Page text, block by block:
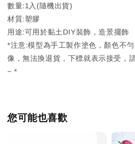
數量:1入(隨機出貨)
材質:塑膠
用途:可用於黏土DIY裝飾，造景擺飾
*注意:模型為手工製作塗色，顏色不
像，無法換退貨，下標就表示接受，
~ *
您可能也喜歡